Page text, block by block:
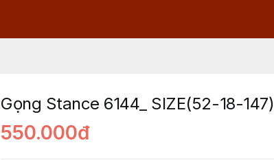
Gọng Stance 6144_ SIZE(52-18-147)
550.000đ